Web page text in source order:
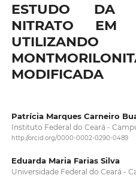
ESTUDO DA
NITRATO EM
MODIFICADA
Patrícia Marques Carneiro
Instituto Federal do Ceará -
http://orcid.org/0000-0002-0290-0489
Eduarda Maria Farias Silva
Universidade Federal do Ceará -